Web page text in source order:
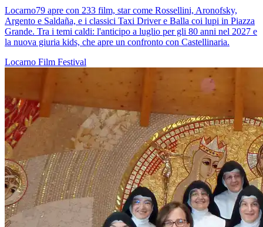
Locarno79 apre con 233 film, star come Rossellini, Aronofsky,
Argento e Saldaña, e i classici Taxi Driver e Balla coi lupi in Piazza
Grande. Tra i temi caldi: l'anticipo a luglio per gli 80 anni nel 2027 e
la nuova giuria kids, che apre un confronto con Castellinaria.
Locarno Film Festival